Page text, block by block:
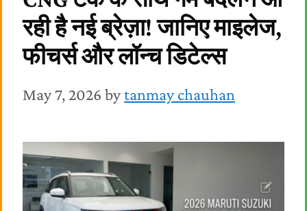
रही है नई ब्रेज़ा! जानिए माइलेज,
फीचर्स और लॉन्च डिटेल्स
May 7, 2026 bytanmay chauhan